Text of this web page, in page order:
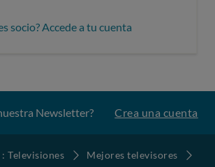
socio? Accede a tu cuenta
Newsletter? Crea una cuenta
Televisiones
Mejores televisores